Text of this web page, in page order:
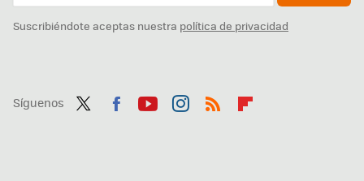
Suscribiéndote aceptas nuestra política de privacidad
Síguenos